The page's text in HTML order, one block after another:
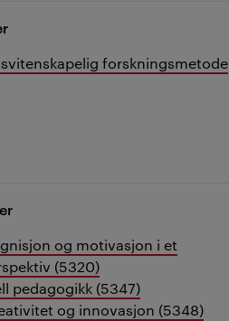
forskningsmetode
og motivasjon i et
(5320)
pedagogikk (5347)
og innovasjon (5348)